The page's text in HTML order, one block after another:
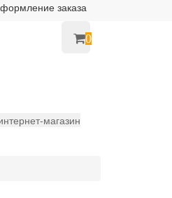
заказа
0
магазин